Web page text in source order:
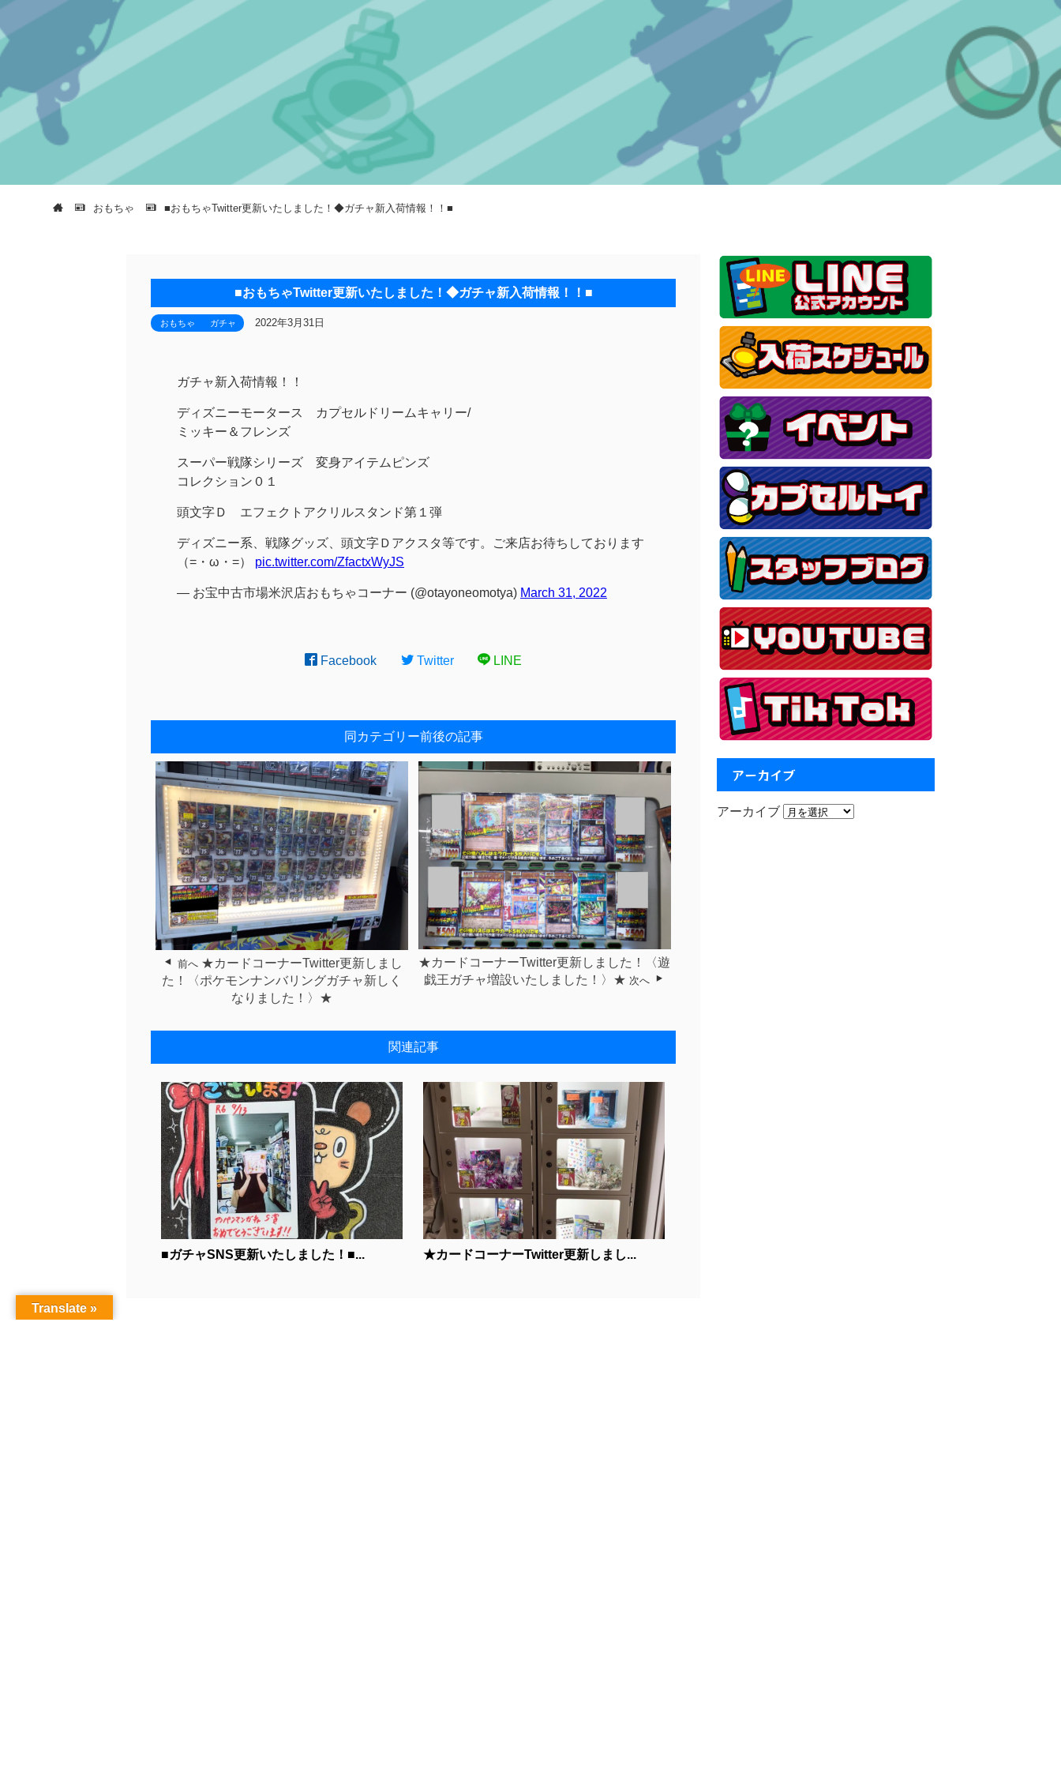
おもちゃ ■おもちゃTwitter更新いたしました！◆ガチャ新入荷情報！！■
■おもちゃTwitter更新いたしました！◆ガチャ新入荷情報！！■
おもちゃ ガチャ 2022年3月31日
ガチャ新入荷情報！！
ディズニーモータース カプセルドリームキャリー/
ミッキー＆フレンズ
スーパー戦隊シリーズ 変身アイテムピンズ
コレクション０１
頭文字Ｄ エフェクトアクリルスタンド第１弾
ディズニー系、戦隊グッズ、頭文字Ｄアクスタ等です。ご来店お待ちしております
（=・ω・=） pic.twitter.com/ZfactxWyJS
— お宝中古市場米沢店おもちゃコーナー (@otayoneomotya) March 31, 2022
Facebook Twitter LINE
同カテゴリー前後の記事
前へ ★カードコーナーTwitter更新しまし
た！〈ポケモンナンバリングガチャ新しく
なりました！〉★
★カードコーナーTwitter更新しました！〈遊
戯王ガチャ増設いたしました！〉★ 次へ
関連記事
■ガチャSNS更新いたしました！■... ★カードコーナーTwitter更新しまし...
アーカイブ
アーカイブ
Translate »